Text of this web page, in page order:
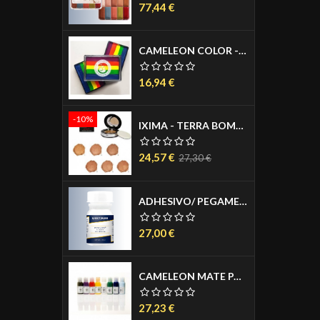
Precio
77,44 €
CAMELEON COLOR - BLOCKS AGUACOLOR PASTILLA 30 GR.
Precio
16,94 €
-10%
IXIMA - TERRA BOMBATA - BACKED BRONZER - POLVOS BRONCEADORES - SEDOSOS Y MICRO FINOS 12GR
Precio
24,57 € Precio
27,30 €
ADHESIVO/ PEGAMENTO PARA PRÓTESIS - PROS AIDE 50 ML.
Precio
27,00 €
CAMELEON MATE PARA AERÓGRAFO 50 ML.
Precio
27,23 €